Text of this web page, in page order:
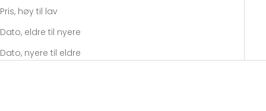
Pris, høy til lav
Dato, eldre til nyere
Dato, nyere til eldre